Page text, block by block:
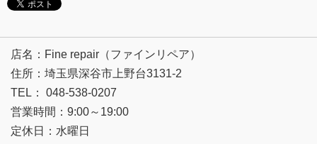
店名：Fine repair（ファインリペア）
住所：埼玉県深谷市上野台3131-2
TEL： 048-538-0207
営業時間：9:00～19:00
定休日：水曜日